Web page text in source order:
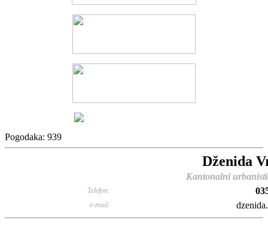
Pogodaka: 939
Dženida
Kantonalni
Telefon:
e-mail: